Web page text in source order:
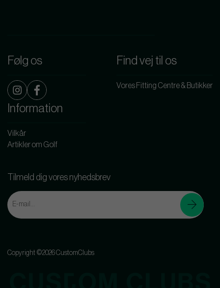
Følg os Find vej til os
Vores Fitting Centre & Butikker
Information
Vilkår
Artikler om Golf
Tilmeld dig vores nyhedsbrev
Copyright ©2026 CustomClubs